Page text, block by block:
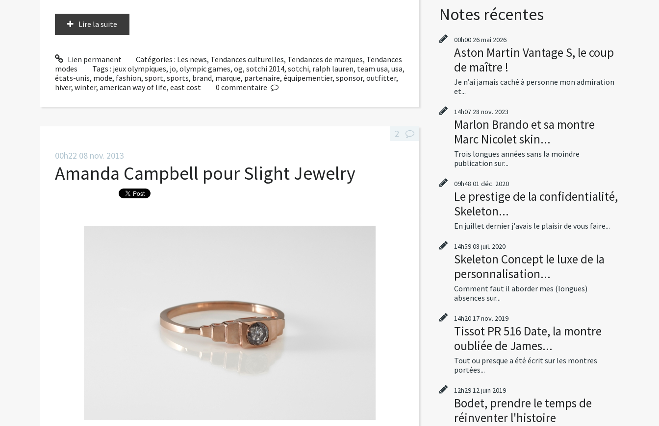
Lire la suite
Lien permanent Catégories : Les news, Tendances culturelles, Tendances de marques, Tendances
modes
Tags : jeux olympiques, jo, olympic games, og, sotchi 2014, sotchi, ralph lauren, team usa, usa,
états-unis, mode, fashion, sport, sports, brand, marque, partenaire, équipementier, sponsor, outfitter,
hiver, winter, american way of life, east cost 0 commentaire
00h22 08 nov. 2013
Amanda Campbell pour Slight Jewelry
2
Notes récentes
00h00 26mai 2026
Aston Martin Vantage S, le coup
de maître !
Je n’ai jamais caché à personne mon admiration
et...
14h07 28 nov. 2023
Marlon Brando et sa montre
Marc Nicolet skin...
Trois longues années sans la moindre
publication sur...
09h48 01 déc. 2020
Le prestige de la confidentialité,
Skeleton...
En juillet dernier j'avais le plaisir de vous faire...
14h5908 juil. 2020
Skeleton Concept le luxe de la
personnalisation...
Comment faut il aborder mes (longues)
absences sur...
14h2017nov. 2019
Tissot PR 516 Date, la montre
oubliée de James...
Tout ou presque a été écrit sur les montres
portées...
12h2912juin 2019
Bodet, prendre le temps de
réinventer l'histoire